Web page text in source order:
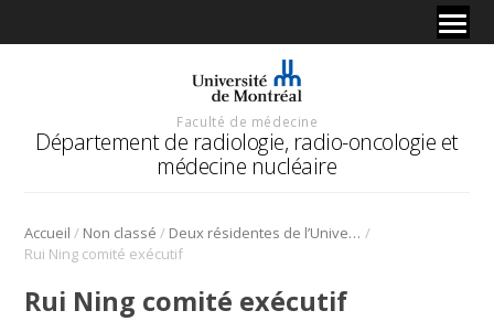
Faculté de médecine
Département de radiologie, radio-oncologie et
médecine nucléaire
Accueil / Non classé / Deux résidentes de l’Université de Montréal au Resident and Fellow Section de la CAR /
Rui Ning comité exécutif
Rui Ning comité exécutif